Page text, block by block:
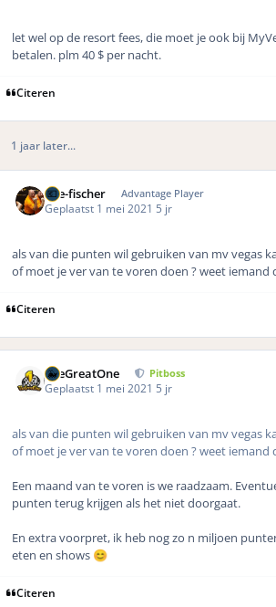
let wel op de resort fees, die moet je ook bij
betalen. plm 40 $ per nacht.
Citeren
1 jaar later...
The-fischer Advantage Player
Geplaatst 1 mei 2021 5 jr
als van die punten wil gebruiken van mv vegas
of moet je ver van te voren doen ? weet iemand
Citeren
TheGreatOne Pitboss
Geplaatst 1 mei 2021 5 jr
als van die punten wil gebruiken van mv vegas
of moet je ver van te voren doen ? weet iemand
Een maand van te voren is we raadzaam.
punten terug krijgen als het niet doorgaat.
En extra voorpret, ik heb nog zo n miljoen
eten en shows 😊
Citeren